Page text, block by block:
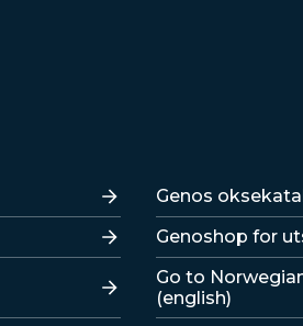
Lenker
Genos
Genoshop for
Go to
(english)